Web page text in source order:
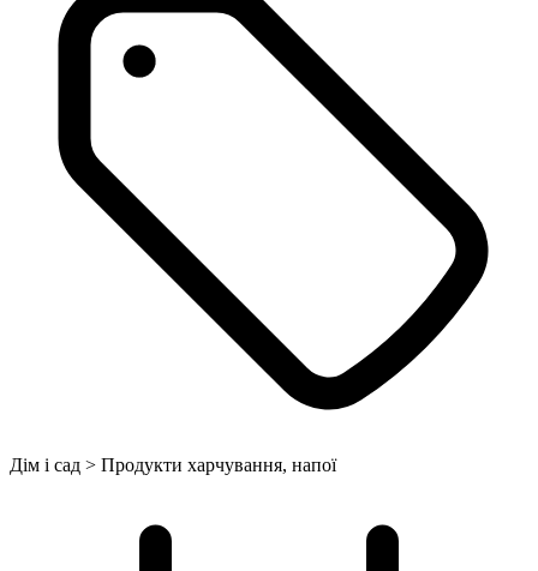
Дім і сад > Продукти харчування, напої